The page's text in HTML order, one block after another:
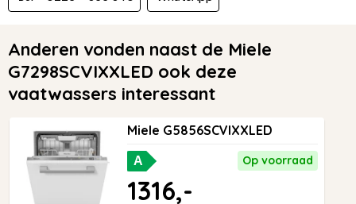
Anderen vonden naast de Miele
G7298SCVIXXLED ook deze
vaatwassers interessant
Miele G5856SCVIXXLED
A Op voorraad
1316,-